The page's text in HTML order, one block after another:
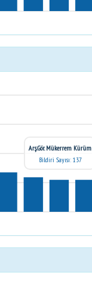
Arş.Gör. Mükerrem Kürüm
Bildiri Sayısı: 137